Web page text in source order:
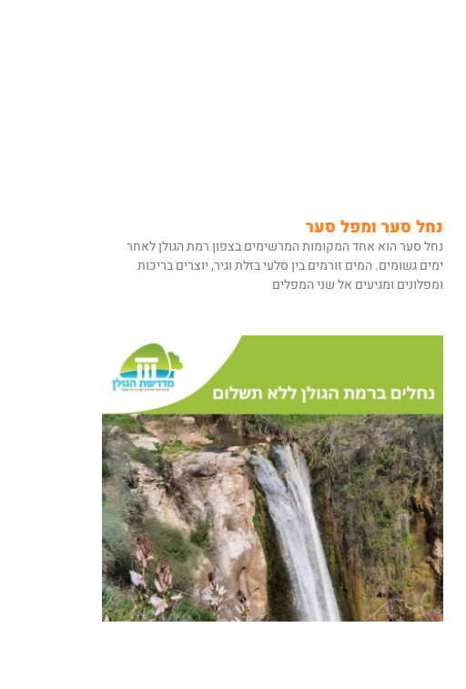
נחל סער ומפל סער
נחל סער הוא אחד המקומות המרשימים בצפון רמת הגולן לאחר
ימים גשומים. המים זורמים בין סלעי בזלת וגיר, יוצרים בריכות
ומפלונים ומגיעים אל שני המפלים